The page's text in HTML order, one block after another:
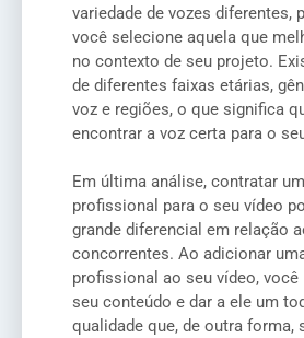
variedade de vozes diferentes,
você selecione aquela que
no contexto de seu projeto.
de diferentes faixas etárias,
voz e regiões, o que significa
encontrar a voz certa para o
Em última análise, contratar
profissional para o seu vídeo
grande diferencial em relação
concorrentes. Ao adicionar
profissional ao seu vídeo, você
seu conteúdo e dar a ele um
qualidade que, de outra forma,